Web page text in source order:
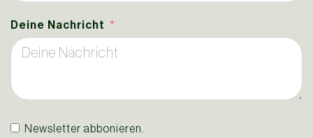
Deine Nachricht
Newsletter abbonieren.